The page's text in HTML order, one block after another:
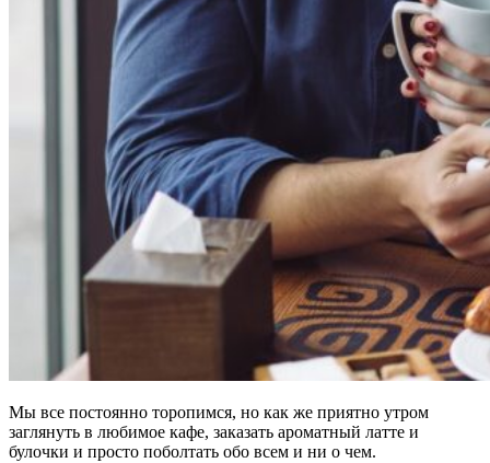
Мы все постоянно торопимся, но как же приятно утром
заглянуть в любимое кафе, заказать ароматный латте и
булочки и просто поболтать обо всем и ни о чем.